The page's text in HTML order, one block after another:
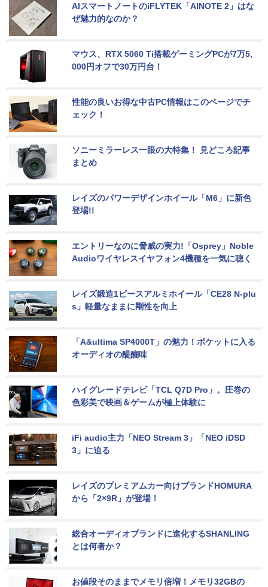
AIスマートノートのiFLYTEK「AINOTE 2」はな
ぜ魅力的なのか？
マウス、RTX 5060 Ti搭載ゲーミングPCが7万5,
000円オフで30万円台！
性能の良いお得な中古PC情報はこのページでチ
ェック！
ソニーミラーレス一眼の大特集！ 見どころ記事
まとめ
レイズのパワーデザインホイール「M6」に新色
登場!!
エントリーなのに脅威の実力!「Osprey」Noble
Audioワイヤレスイヤフォン4機種を一気に聴く
レイズ鍛造1ピースアルミホイール「CE28 N-plu
s」軽量なままに剛性を向上
「A&ultima SP4000T」の魅力！ポケットに入る
オーディオの醍醐味
ハイグレードテレビ「TCL Q7D Pro」。圧巻の
色彩美で映画＆ゲームが極上体験に
iFi audio主力「NEO Stream 3」「NEO iDSD
3」に迫る
レイズのプレミアムカー向けブランドHOMURA
から「2×9R」が登場！
総合オーディオブランドに進化するSHANLING
とは何者か？
お値段そのままでメモリ倍増！メモリ32GBの